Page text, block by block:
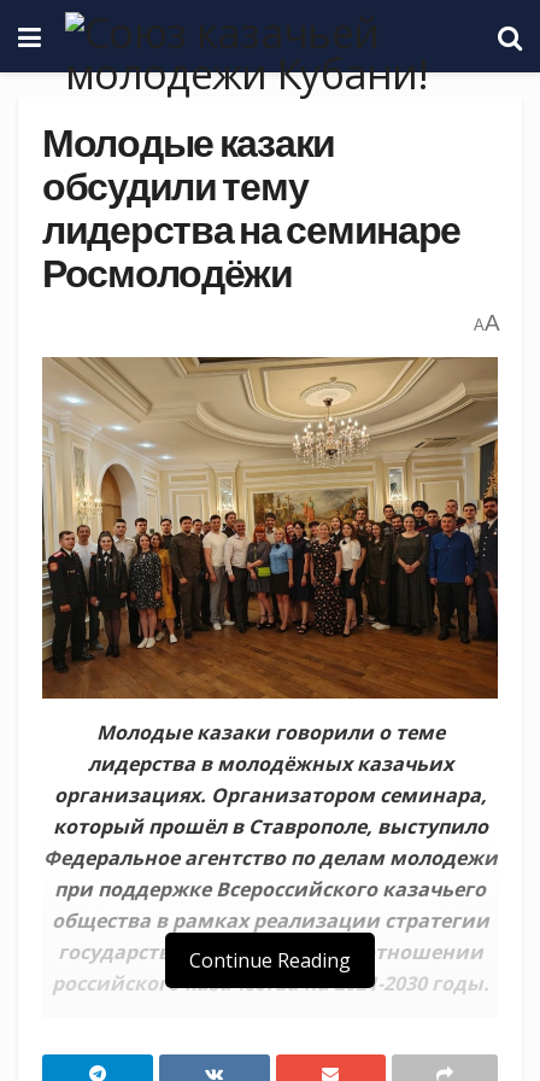
Молодые казаки
обсудили тему
лидерства на семинаре
Росмолодёжи
AA
Молодые казаки говорили о теме
лидерства в молодёжных казачьих
организациях. Организатором семинара,
который прошёл в Ставрополе, выступило
Федеральное агентство по делам молодежи
при поддержке Всероссийского казачьего
общества в рамках реализации стратегии
государственной политики в отношении
российского казачества на 2021-2030 годы.
казачьего войска представили на
Continue Reading